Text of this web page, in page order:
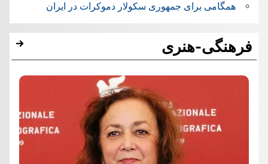
همگامی برای جمهوری سکولار دموکرات در ایران
فرهنگی-هنری